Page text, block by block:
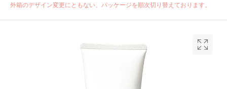
外箱のデザイン変更にともない、パッケージを順次切り替えております。